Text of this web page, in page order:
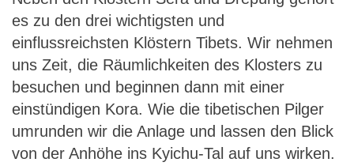
es zu den drei wichtigsten und
einflussreichsten Klöstern Tibets. Wir nehmen
uns Zeit, die Räumlichkeiten des Klosters zu
besuchen und beginnen dann mit einer
einstündigen Kora. Wie die tibetischen Pilger
umrunden wir die Anlage und lassen den Blick
von der Anhöhe ins Kyichu-Tal auf uns wirken.